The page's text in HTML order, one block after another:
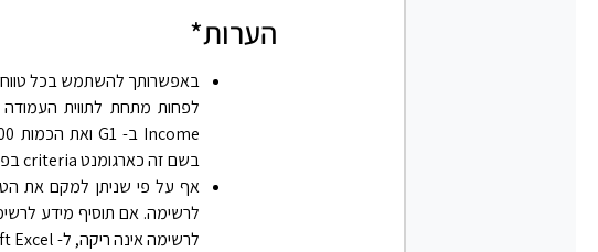
הערות*
בשם זה כארגומנט criteria בפונקציות מסד הנתונים.
לרשימה. אם תוסיף מידע
לרשימה אינה ריקה, ל- Microsoft Excel לא תהיה אפשרות להוסיף את המידע החדש.